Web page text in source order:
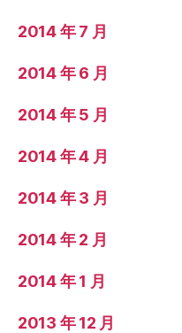
2014 年 7 月
2014 年 6 月
2014 年 5 月
2014 年 4 月
2014 年 3 月
2014 年 2 月
2014 年 1 月
2013 年 12 月